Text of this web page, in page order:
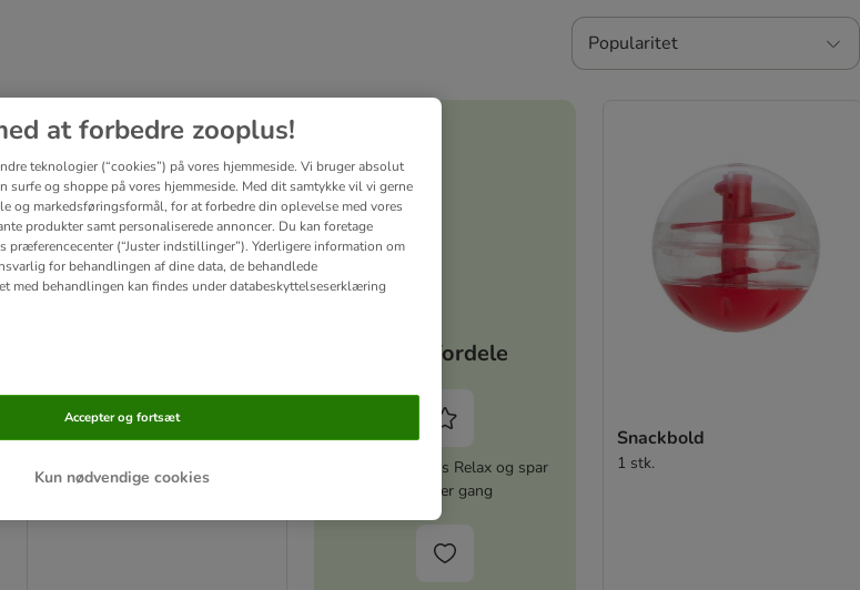
Popularitet
Modern Living
drikkefontæne, lysegrøn
Dine fordele
Aktiver zooplus Relax og spar
5% hver gang
Snackbold
1 stk.
at forbedre zooplus!
teknologier (“cookies”) på vores hjemmeside. Vi bruger absolut
surfe og shoppe på vores hjemmeside. Med dit samtykke vil vi gerne
og markedsføringsformål, for at forbedre din oplevelse med vores
produkter samt personaliserede annoncer. Du kan foretage
(“Juster indstillinger”). Yderligere information om
for behandlingen af ​​dine data, de behandlede
med behandlingen kan findes under databeskyttelseserklæring
Kun nødvendige cookies
Accepter og fortsæt